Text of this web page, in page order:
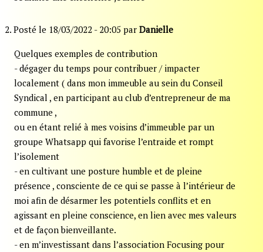
2. Posté le 18/03/2022 - 20:05 par Danielle
Quelques exemples de contribution
- dégager du temps pour contribuer / impacter
localement ( dans mon immeuble au sein du Conseil
Syndical , en participant au club d’entrepreneur de ma
commune ,
ou en étant relié à mes voisins d’immeuble par un
groupe Whatsapp qui favorise l’entraide et rompt
l’isolement
- en cultivant une posture humble et de pleine
présence , consciente de ce qui se passe à l’intérieur de
moi afin de désarmer les potentiels conflits et en
agissant en pleine conscience, en lien avec mes valeurs
et de façon bienveillante.
- en m’investissant dans l’association Focusing pour